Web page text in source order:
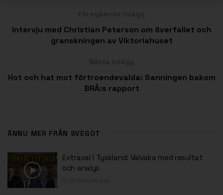
Intervju med Christian Peterson om överfallet och
granskningen av Viktoriahuset
Hot och hat mot förtroendevalda: Sanningen bakom
BRÅ:s rapport
ÄNNU MER FRÅN SVEGOT
Extraval i Tyskland: Valvaka med resultat
och analys